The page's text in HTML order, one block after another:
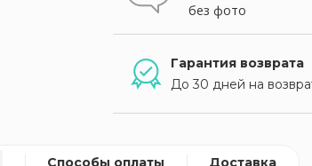
без фото
Гарантия возврата
До 30 дней на
Способы оплаты Доставка